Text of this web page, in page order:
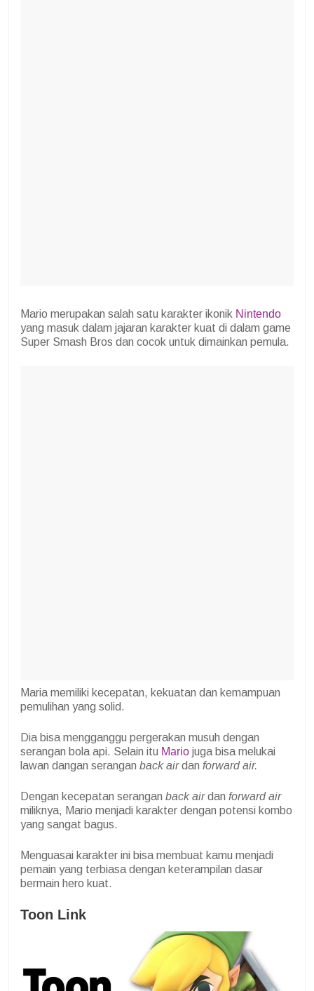
Mario merupakan salah satu karakter ikonik Nintendo
yang masuk dalam jajaran karakter kuat di dalam game
Super Smash Bros dan cocok untuk dimainkan pemula.
Maria memiliki kecepatan, kekuatan dan kemampuan
pemulihan yang solid.
Dia bisa mengganggu pergerakan musuh dengan
serangan bola api. Selain itu Mario juga bisa melukai
lawan dangan serangan back airdan forward air.
Dengan kecepatan serangan back airdan forward air
miliknya, Mario menjadi karakter dengan potensi kombo
yang sangat bagus.
Menguasai karakter ini bisa membuat kamu menjadi
pemain yang terbiasa dengan keterampilan dasar
bermain hero kuat.
Toon Link